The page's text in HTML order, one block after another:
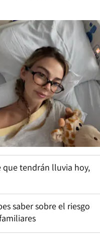
que tendrán lluvia hoy,
saber sobre el riesgo